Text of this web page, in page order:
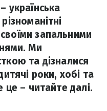
українська
запальними
Ми
та дізналися
роки, хобі та
це – читайте далі.